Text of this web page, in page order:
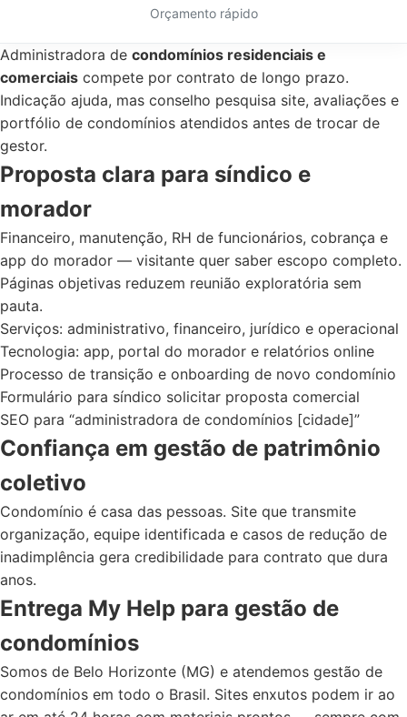
Orçamento rápido
Administradora de condomínios residenciais e
comerciais compete por contrato de longo prazo.
Indicação ajuda, mas conselho pesquisa site, avaliações e
portfólio de condomínios atendidos antes de trocar de
gestor.
Proposta clara para síndico e
morador
Financeiro, manutenção, RH de funcionários, cobrança e
app do morador — visitante quer saber escopo completo.
Páginas objetivas reduzem reunião exploratória sem
pauta.
Serviços: administrativo, financeiro, jurídico e operacional
Tecnologia: app, portal do morador e relatórios online
Processo de transição e onboarding de novo condomínio
Formulário para síndico solicitar proposta comercial
SEO para “administradora de condomínios [cidade]”
Confiança em gestão de patrimônio
coletivo
Condomínio é casa das pessoas. Site que transmite
organização, equipe identificada e casos de redução de
inadimplência gera credibilidade para contrato que dura
anos.
Entrega My Help para gestão de
condomínios
Somos de Belo Horizonte (MG) e atendemos gestão de
condomínios em todo o Brasil. Sites enxutos podem ir ao